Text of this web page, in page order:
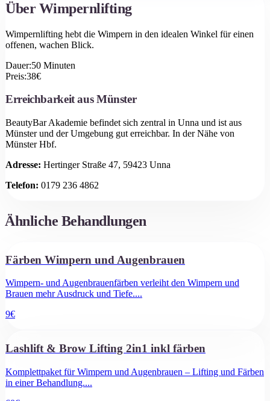
ÜberWimpernlifting
Wimpernlifting hebt die Wimpern in den idealen Winkel für einen
offenen, wachen Blick.
Dauer:50 Minuten
Preis:38€
Erreichbarkeit ausMünster
BeautyBar Akademie befindet sich zentral in Unna und ist aus
Münsterund der Umgebung gut erreichbar. In der Nähe von
Münster Hbf.
Adresse: Hertinger Straße 47, 59423 Unna
Telefon: 0179 236 4862
Ähnliche Behandlungen
Färben Wimpern und Augenbrauen
Wimpern- und Augenbrauenfärben verleiht den Wimpern und
Brauen mehr Ausdruck und Tiefe....
9€
Lashlift & Brow Lifting 2in1 inkl färben
Komplettpaket für Wimpern und Augenbrauen – Lifting und Färben
in einer Behandlung....